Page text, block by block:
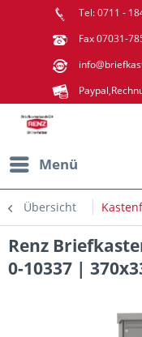
Tel: 0711 -
Fax 07031-
Menü
Übersicht
Renz
0-10337 |